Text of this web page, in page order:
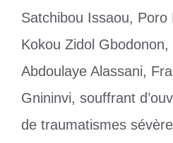
Satchibou Issaou, Poro
Kokou Zidol
Abdoulaye Alassani,
Gnininvi, souffrant
de traumatismes